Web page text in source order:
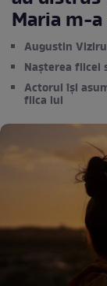
Maria m-
Augustin
Nașterea fiicei
Actorul își
fiica lui